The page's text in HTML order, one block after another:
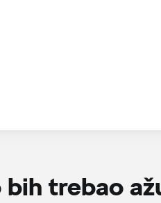
bih trebao